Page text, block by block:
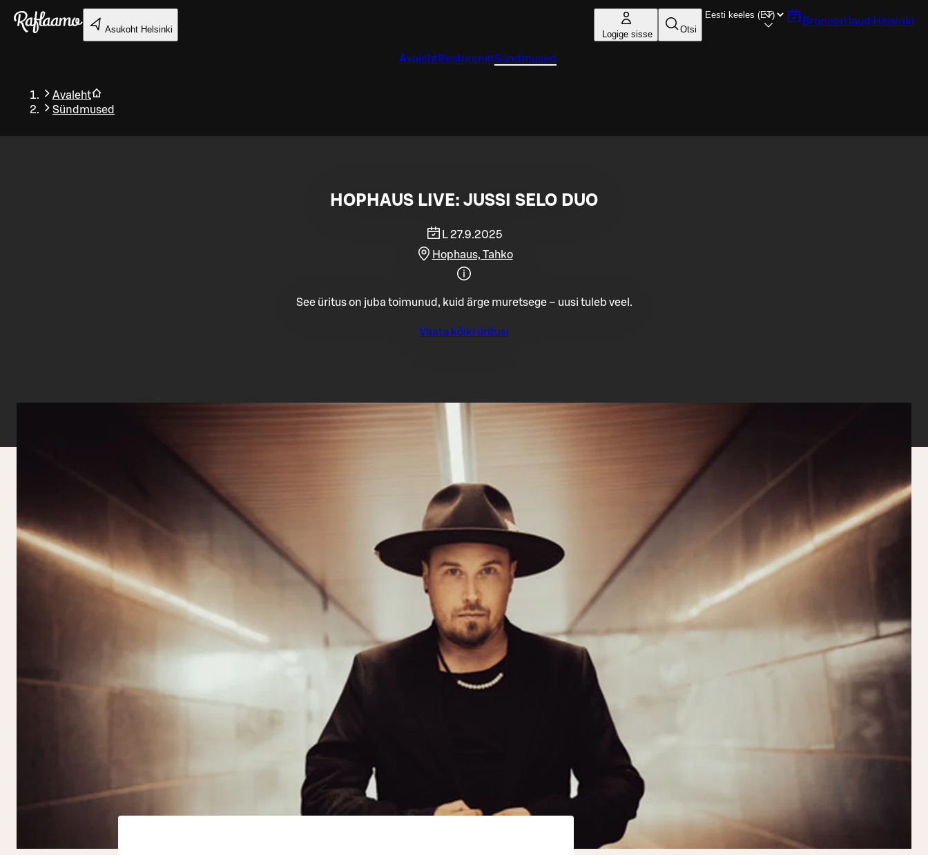
Liigu peamise sisu juurde
Asukoht Helsinki Logige sisse Otsi
Broneeri laud Helsinki
AvalehtRestoranidSündmused
Avaleht
Sündmused
Tagasi
HOPHAUS LIVE: JUSSI SELO DUO
L 27.9.2025
Hophaus, Tahko
See üritus on juba toimunud, kuid ärge muretsege – uusi tuleb veel.
Vaata kõiki üritusi